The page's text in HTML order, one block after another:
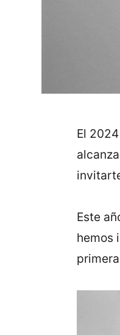
El
Este
hemos